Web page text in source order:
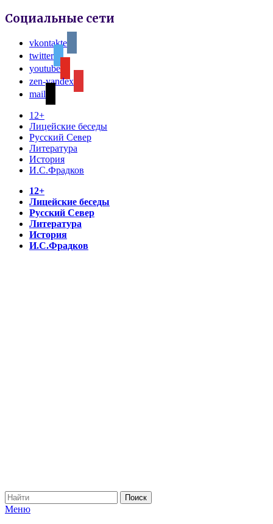
Социальные сети
vkontakte
twitter
youtube
zen-yandex
mail
12+
Лицейские беседы
Русский Север
Литература
История
И.С.Фрадков
12+
Лицейские беседы
Русский Север
Литература
История
И.С.Фрадков
Меню